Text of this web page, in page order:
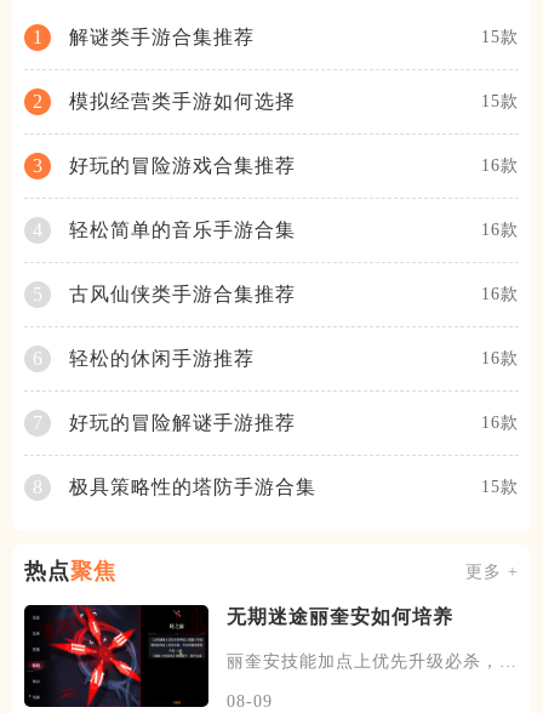
1 解谜类手游合集推荐 15款
2 模拟经营类手游如何选择 15款
3 好玩的冒险游戏合集推荐 16款
4 轻松简单的音乐手游合集 16款
5 古风仙侠类手游合集推荐 16款
6 轻松的休闲手游推荐 16款
7 好玩的冒险解谜手游推荐 16款
8 极具策略性的塔防手游合集 15款
热点聚焦 更多 +
无期迷途丽奎安如何培养
丽奎安技能加点上优先升级必杀，其
08-09